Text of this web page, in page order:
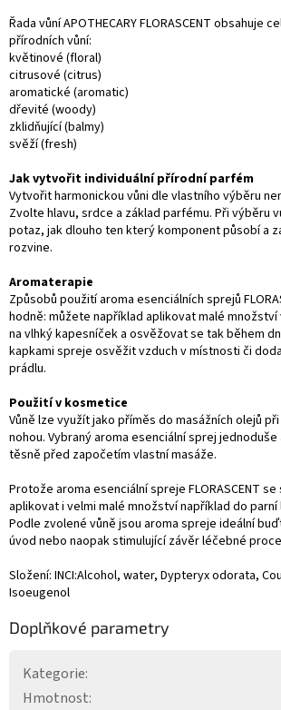
Řada vůní APOTHECARY FLORASCENT obsahuje
přírodních vůní:
květinové (floral)
citrusové (citrus)
aromatické (aromatic)
dřevité (woody)
zklidňující (balmy)
svěží (fresh)
Jak vytvořit individuální přírodní parfém
Vytvořit harmonickou vůni dle vlastního výběru
Zvolte hlavu, srdce a základ parfému. Při výběru
potaz, jak dlouho ten který komponent působí a
rozvine.
Aromaterapie
Způsobů použití aroma esenciálních sprejů
hodně: můžete například aplikovat malé
na vlhký kapesníček a osvěžovat se tak během
kapkami spreje osvěžit vzduch v místnosti či
prádlu.
Použití v kosmetice
Vůně lze využít jako příměs do masážních olejů
nohou. Vybraný aroma esenciální sprej
těsně před započetím vlastní masáže.
Protože aroma esenciální spreje FLORASCENT
aplikovat i velmi malé množství například do
Podle zvolené vůně jsou aroma spreje ideální
úvod nebo naopak stimulující závěr léčebné
Složení: INCI:Alcohol, water, Dypteryx odorata,
Isoeugenol
Doplňkové parametry
Kategorie:
Hmotnost: